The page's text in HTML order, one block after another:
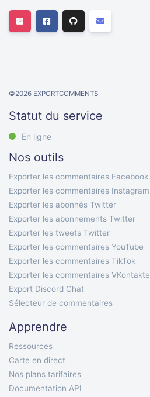
©2026 EXPORTCOMMENTS
Statut du service
En ligne
Nos outils
Exporter les commentaires Facebook
Exporter les commentaires Instagram
Exporter les abonnés Twitter
Exporter les abonnements Twitter
Exporter les tweets Twitter
Exporter les commentaires YouTube
Exporter les commentaires TikTok
Exporter les commentaires VKontakte
Export Discord Chat
Sélecteur de commentaires
Apprendre
Ressources
Carte en direct
Nos plans tarifaires
Documentation API